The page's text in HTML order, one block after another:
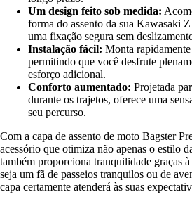
Um design feito sob medida:
forma do assento da sua Kawasaki
uma fixação segura sem
Instalação fácil: Monta
permitindo que você desfrute
esforço adicional.
Conforto aumentado: Projetada
durante os trajetos, oferece uma
seu percurso.
Com a capa de assento de moto Bagster
acessório que otimiza não apenas o estilo
também proporciona tranquilidade graças
seja um fã de passeios tranquilos ou de
capa certamente atenderá às suas